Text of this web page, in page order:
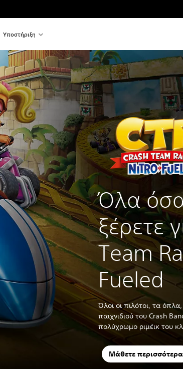
Υποστήριξη
Όλα
ξέρετε
Team
Fueled
Όλοι οι πιλότοι, τα όπλα,
παιχνιδιού του Crash
πολύχρωμο ριμέικ του
Μάθετε περισσότερα